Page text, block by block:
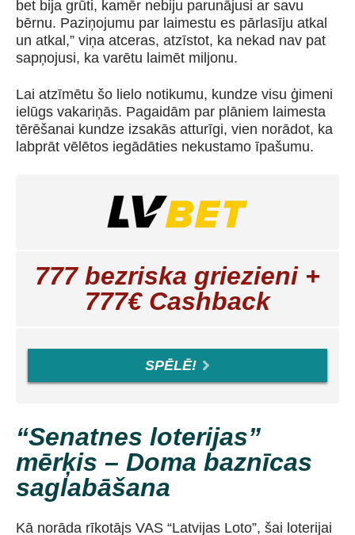
bet bija grūti, kamēr nebiju parunājusi ar savu
bērnu. Paziņojumu par laimestu es pārlasīju atkal
un atkal,” viņa atceras, atzīstot, ka nekad nav pat
sapņojusi, ka varētu laimēt miljonu.
Lai atzīmētu šo lielo notikumu, kundze visu ģimeni
ielūgs vakariņās. Pagaidām par plāniem laimesta
tērēšanai kundze izsakās atturīgi, vien norādot, ka
labprāt vēlētos iegādāties nekustamo īpašumu.
777 bezriska griezieni +
777€ Cashback
SPĒLĒ!
“Senatnes loterijas”
mērķis – Doma baznīcas
saglabāšana
Kā norāda rīkotājs VAS “Latvijas Loto”, šai loterijai